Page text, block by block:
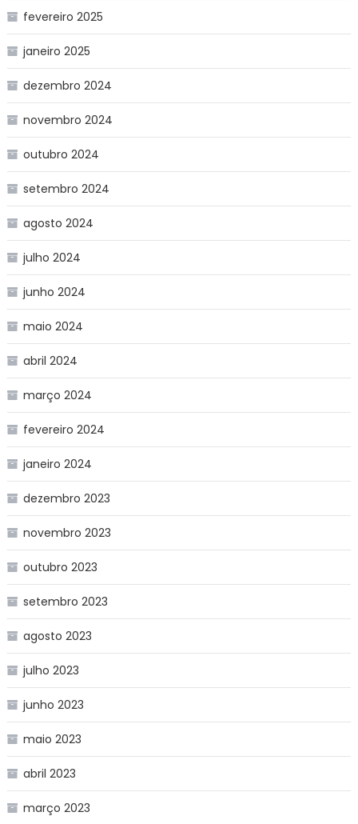
fevereiro 2025
janeiro 2025
dezembro 2024
novembro 2024
outubro 2024
setembro 2024
agosto 2024
julho 2024
junho 2024
maio 2024
abril 2024
março 2024
fevereiro 2024
janeiro 2024
dezembro 2023
novembro 2023
outubro 2023
setembro 2023
agosto 2023
julho 2023
junho 2023
maio 2023
abril 2023
março 2023